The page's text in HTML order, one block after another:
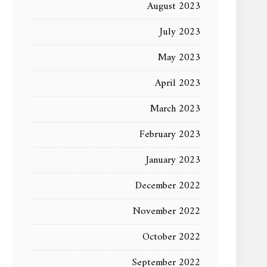
August 2023
July 2023
May 2023
April 2023
March 2023
February 2023
January 2023
December 2022
November 2022
October 2022
September 2022